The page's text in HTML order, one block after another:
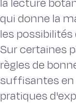
qui donne la
les
Sur certaines
règles de
suffisantes en
pratiques